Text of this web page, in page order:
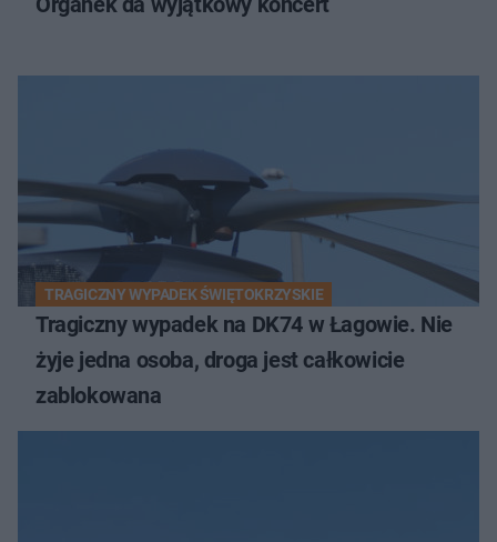
TRAGICZNY WYPADEK ŚWIĘTOKRZYSKIE
Tragiczny wypadek na DK74 w Łagowie. Nie
żyje jedna osoba, droga jest całkowicie
zablokowana